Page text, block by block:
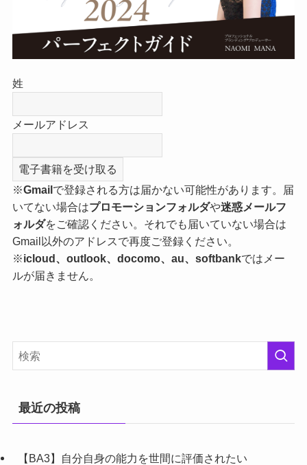
姓
メールアドレス
※Gmailで登録される方は届かない可能性があります。届
いてない場合はプロモーションフォルダや迷惑メールフ
ォルダをご確認ください。それでも届いていない場合は
Gmail以外のアドレスで再度ご登録ください。
※icloud、outlook、docomo、au、softbankではメー
ルが届きません。
最近の投稿
【BA3】自分自身の能力を世間に評価されたい